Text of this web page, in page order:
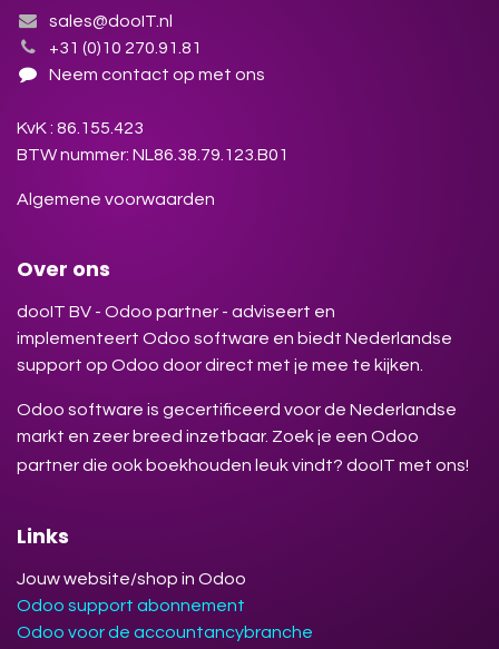
sales@dooIT.nl
+31 (0)10 270.91.81
Neem contact op met ons
KvK : 86.155.423
BTW nummer: NL86.38.79.123.B01
Algemene voorwaarden
Over ons
dooIT BV - Odoo partner - adviseert en
implementeert Odoo software en biedt Nederlandse
support op Odoo door direct met je mee te kijken.
Odoo software is gecertificeerd voor de Nederlandse
markt en zeer breed inzetbaar. Zoek je een Odoo
partner die ook boekhouden leuk vindt? dooIT met ons!
Links
Jouw website/shop in Odoo
Odoo support abonnement
Odoo voor de accountancybranche